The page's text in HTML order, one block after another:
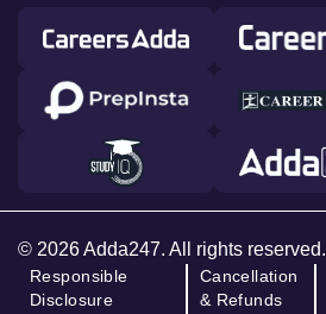
© 2026 Adda247. All rights reserved.
Responsible
Disclosure
Cancellation
& Refunds